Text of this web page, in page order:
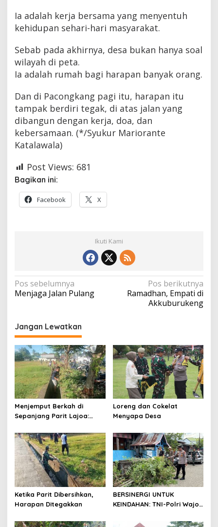
Ia adalah kerja bersama yang menyentuh
kehidupan sehari-hari masyarakat.
Sebab pada akhirnya, desa bukan hanya soal
wilayah di peta.
Ia adalah rumah bagi harapan banyak orang.
Dan di Pacongkang pagi itu, harapan itu
tampak berdiri tegak, di atas jalan yang
dibangun dengan kerja, doa, dan
kebersamaan. (*/Syukur Mariorante
Katalawala)
Post Views: 681
Bagikan ini:
Facebook X
Ikuti Kami
Navigasi
pos
Pos sebelumnya
Menjaga Jalan Pulang
Pos berikutnya
Ramadhan, Empati di
Akkuburukeng
Jangan Lewatkan
Menjemput Berkah di
Sepanjang Parit Lajoa:
Rakyat Menyatu dalam
Kibar Gotong Royong
Loreng dan Cokelat
Menyapa Desa
Ketika Parit Dibersihkan,
Harapan Ditegakkan
BERSINERGI UNTUK
KEINDAHAN: TNI-Polri Wajo
Pasar Mini Sengkang di Hari